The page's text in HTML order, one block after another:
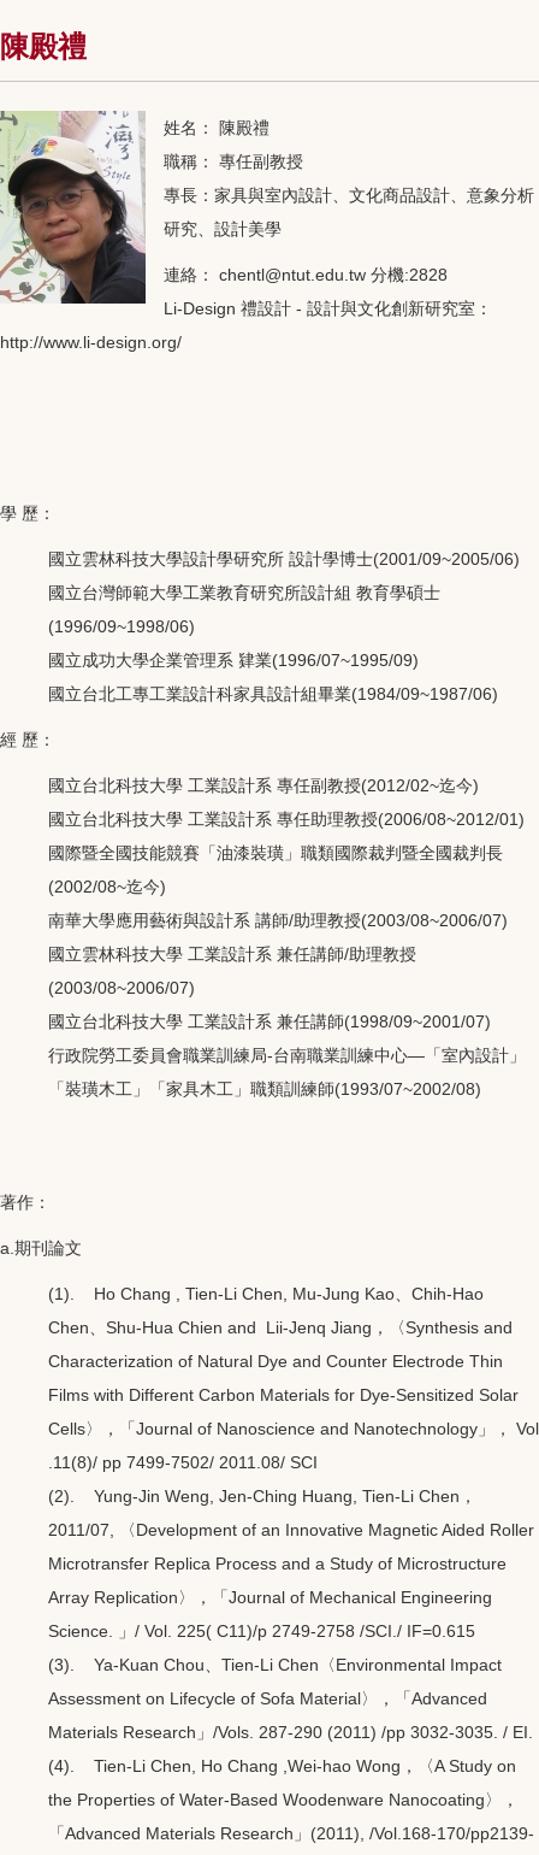
陳殿禮
姓名： 陳殿禮
職稱： 專任副教授
專長：家具與室內設計、文化商品設計、意象分析
研究、設計美學
連絡： chentl@ntut.edu.tw 分機:2828
Li-Design 禮設計 - 設計與文化創新研究室：
http://www.li-design.org/
學 歷：
國立雲林科技大學設計學研究所 設計學博士(2001/09~2005/06)
國立台灣師範大學工業教育研究所設計組 教育學碩士
(1996/09~1998/06)
國立成功大學企業管理系 肄業(1996/07~1995/09)
國立台北工專工業設計科家具設計組畢業(1984/09~1987/06)
經 歷：
國立台北科技大學 工業設計系 專任副教授(2012/02~迄今)
國立台北科技大學 工業設計系 專任助理教授(2006/08~2012/01)
國際暨全國技能競賽「油漆裝璜」職類國際裁判暨全國裁判長
(2002/08~迄今)
南華大學應用藝術與設計系 講師/助理教授(2003/08~2006/07)
國立雲林科技大學 工業設計系 兼任講師/助理教授
(2003/08~2006/07)
國立台北科技大學 工業設計系 兼任講師(1998/09~2001/07)
行政院勞工委員會職業訓練局-台南職業訓練中心—「室內設計」
「裝璜木工」「家具木工」職類訓練師(1993/07~2002/08)
著作：
a.期刊論文
(1). Ho Chang , Tien-Li Chen, Mu-Jung Kao、Chih-Hao
Chen、Shu-Hua Chien and Lii-Jenq Jiang，〈Synthesis and
Characterization of Natural Dye and Counter Electrode Thin
Films with Different Carbon Materials for Dye-Sensitized Solar
Cells〉，「Journal of Nanoscience and Nanotechnology」， Vol
.11(8)/ pp 7499-7502/ 2011.08/ SCI
(2). Yung-Jin Weng, Jen-Ching Huang, Tien-Li Chen，
2011/07, 〈Development of an Innovative Magnetic Aided Roller
Microtransfer Replica Process and a Study of Microstructure
Array Replication〉，「Journal of Mechanical Engineering
Science. 」/ Vol. 225( C11)/p 2749-2758 /SCI./ IF=0.615
(3). Ya-Kuan Chou、Tien-Li Chen〈Environmental Impact
Assessment on Lifecycle of Sofa Material〉，「Advanced
Materials Research」/Vols. 287-290 (2011) /pp 3032-3035. / EI.
(4). Tien-Li Chen, Ho Chang ,Wei-hao Wong，〈A Study on
the Properties of Water-Based Woodenware Nanocoating〉，
「Advanced Materials Research」(2011), /Vol.168-170/pp2139-